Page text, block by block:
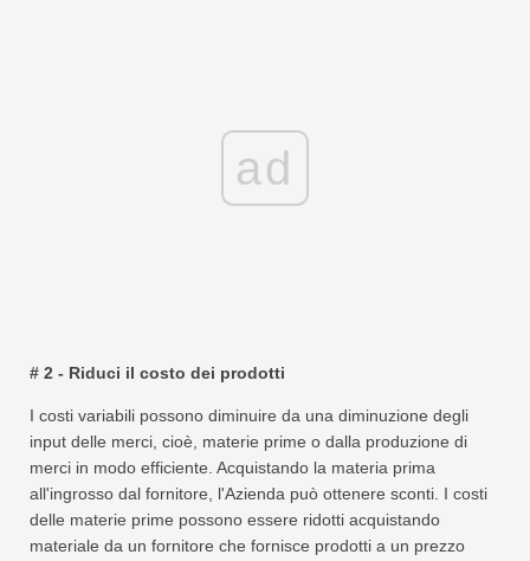
ad
# 2 - Riduci il costo dei prodotti
I costi variabili possono diminuire da una diminuzione degli
input delle merci, cioè, materie prime o dalla produzione di
merci in modo efficiente. Acquistando la materia prima
all'ingrosso dal fornitore, l'Azienda può ottenere sconti. I costi
delle materie prime possono essere ridotti acquistando
materiale da un fornitore che fornisce prodotti a un prezzo